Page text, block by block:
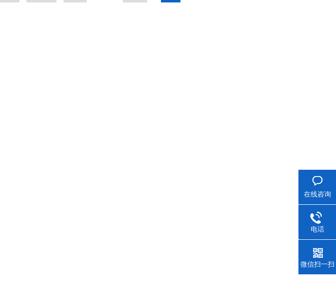
在线咨询
电话
微信扫一扫